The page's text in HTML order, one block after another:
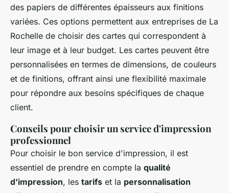
des papiers de différentes épaisseurs aux finitions
variées. Ces options permettent aux entreprises de La
Rochelle de choisir des cartes qui correspondent à
leur image et à leur budget. Les cartes peuvent être
personnalisées en termes de dimensions, de couleurs
et de finitions, offrant ainsi une flexibilité maximale
pour répondre aux besoins spécifiques de chaque
client.
Conseils pour choisir un service d'impression
professionnel
Pour choisir le bon service d'impression, il est
essentiel de prendre en compte la qualité
d'impression, les tarifs et la personnalisation